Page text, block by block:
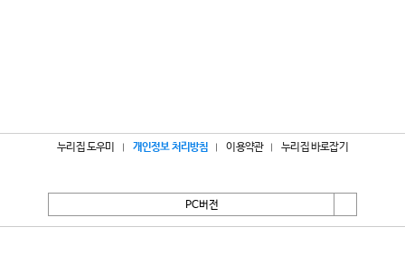
누리집 도우미 개인정보 처리방침 이용약관 누리집 바로잡기
PC버전